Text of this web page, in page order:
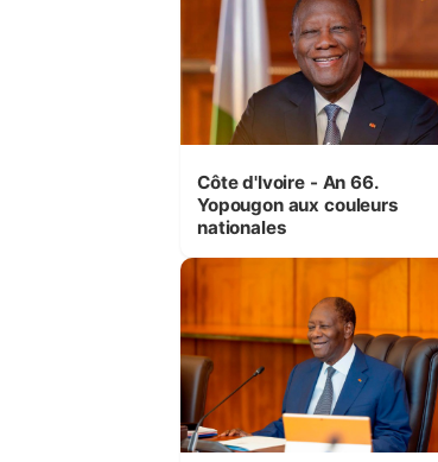
Côte d'Ivoire - An 66.
Yopougon aux couleurs
nationales